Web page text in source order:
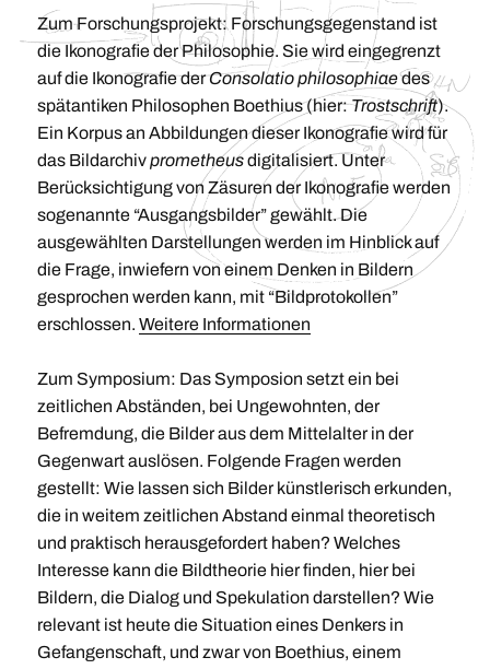
Zum Forschungsprojekt: Forschungsgegenstand ist
die Ikonografie der Philosophie. Sie wird eingegrenzt
auf die Ikonografie derConsolatio philosophiaedes
spätantiken Philosophen Boethius (hier:Trostschrift).
Ein Korpus an Abbildungen dieser Ikonografie wird für
das Bildarchivprometheusdigitalisiert. Unter
Berücksichtigung von Zäsuren der Ikonografie werden
sogenannte “Ausgangsbilder” gewählt. Die
ausgewählten Darstellungen werden im Hinblick auf
die Frage, inwiefern von einem Denken in Bildern
gesprochen werden kann, mit “Bildprotokollen”
erschlossen. Weitere Informationen
Zum Symposium: Das Symposion setzt ein bei
zeitlichen Abständen, bei Ungewohnten, der
Befremdung, die Bilder aus dem Mittelalter in der
Gegenwart auslösen. Folgende Fragen werden
gestellt: Wie lassen sich Bilder künstlerisch erkunden,
die in weitem zeitlichen Abstand einmal theoretisch
und praktisch herausgefordert haben? Welches
Interesse kann die Bildtheorie hier finden, hier bei
Bildern, die Dialog und Spekulation darstellen? Wie
relevant ist heute die Situation eines Denkers in
Gefangenschaft, und zwar von Boethius, einem